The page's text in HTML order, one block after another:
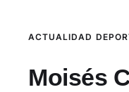
ACTUALIDAD
Moisés